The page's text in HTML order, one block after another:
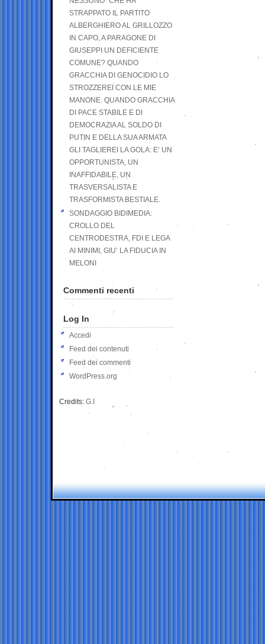
STRAPPATO IL PARTITO
ALBERGHIERO AL GRILLOZZO
IN CAPO, A PARAGONE DI
GIUSEPPI UN DEFICIENTE
COMUNE? QUANDO
GRACCHIA DI GENOCIDIO LO
STROZZEREI CON LE MIE
MANONE. QUANDO GRACCHIA
DI PACE STABILE E DI
DEMOCRAZIA AL SOLDO DI
PUTIN E DELLA SUA ARMATA
GLI TAGLIEREI LA GOLA: E’ UN
OPPORTUNISTA, UN
INAFFIDABILE, UN
TRASVERSALISTA E
TRASFORMISTA BESTIALE.
SONDAGGIO BIDIMEDIA:
CROLLO DEL
CENTRODESTRA, FDI E LEGA
AI MINIMI, GIU’ LA FIDUCIA IN
MELONI
Commenti recenti
Log In
Accedi
Feed dei contenuti
Feed dei commenti
WordPress.org
Credits: G.I